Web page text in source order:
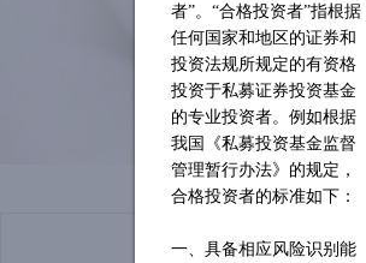
者”。“合格投资者”指根据
任何国家和地区的证券和
投资法规所规定的有资格
投资于私募证券投资基金
的专业投资者。例如根据
我国《私募投资基金监督
管理暂行办法》的规定，
合格投资者的标准如下：
一、具备相应风险识别能